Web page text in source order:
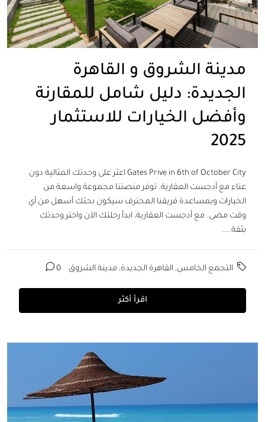
مدينة الشروق و القاهرة
الجديدة: دليل شامل للمقارنة
وأفضل الخيارات للاستثمار
2025
Gates Prive in 6th of October City اعثر على وحدتك المثالية دون
عناء مع أدجست العقارية. توفر منصتنا مجموعة واسعة من
الخيارات وبمساعدة فريقنا المحترف سيكون بحثك أسهل من أي
وقت مضى. مع أدجست العقارية، ابدأ رحلتك الآن واختر وحدتك
بثقة....
التجمع الخامس,القاهرة الجديدة,مدينة الشروق 0
اقرأ أكثر